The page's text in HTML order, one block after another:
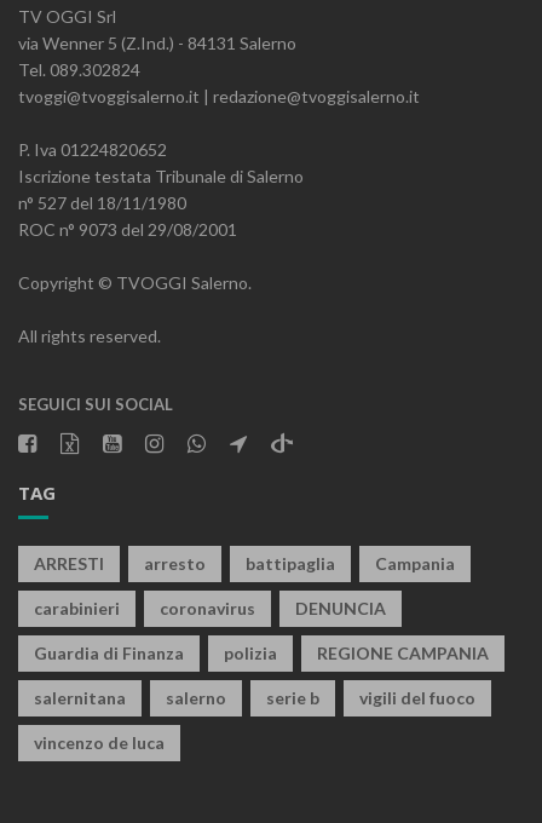
TV OGGI Srl
via Wenner 5 (Z.Ind.) - 84131 Salerno
Tel. 089.302824
tvoggi@tvoggisalerno.it | redazione@tvoggisalerno.it
P. Iva 01224820652
Iscrizione testata Tribunale di Salerno
n° 527 del 18/11/1980
ROC n° 9073 del 29/08/2001
Copyright © TVOGGI Salerno.
All rights reserved.
SEGUICI SUI SOCIAL
TAG
ARRESTI arresto battipaglia Campania
carabinieri coronavirus DENUNCIA
Guardia di Finanza polizia REGIONE CAMPANIA
salernitana salerno serie b vigili del fuoco
vincenzo de luca